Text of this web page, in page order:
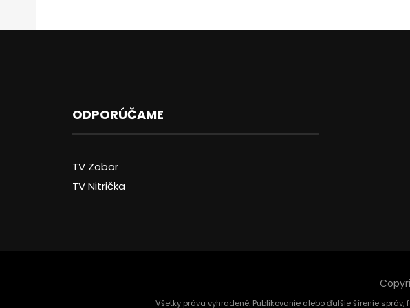
ODPORÚČAME
TV Zobor
TV Nitrička
Všetky práva vyhradené. Publikovanie alebo ďalšie šírenie